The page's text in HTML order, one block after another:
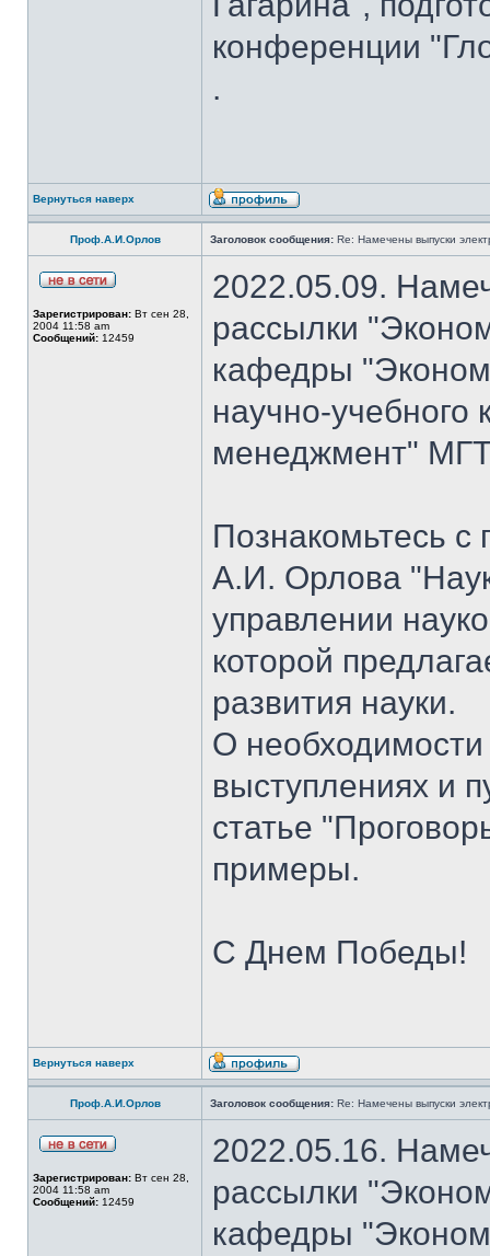
конференции
.
Вернуться наверх
Проф.А.И.Орлов Заголовок сообщения: Re: Намечены выпуски
Зарегистрирован: Вт сен 28,
2004 11:58 am
Сообщений: 12459
2022.05.09.
рассылки
кафедры
научно-
менеджмент"
Познакомьтесь с
А.И. Орлова
управлении
которой
развития науки.
О
выступлениях и
статье
примеры.
С Днем Победы!
Вернуться наверх
Проф.А.И.Орлов Заголовок сообщения: Re: Намечены выпуски
Зарегистрирован: Вт сен 28,
2004 11:58 am
Сообщений: 12459
2022.05.16.
рассылки
кафедры